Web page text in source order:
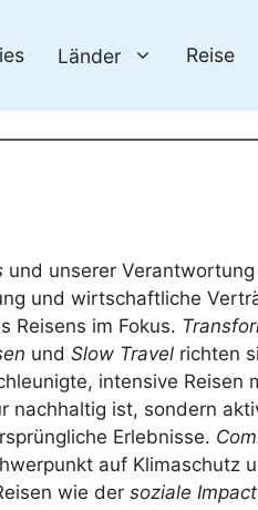
Länder Reise
und unserer
und wirtschaftliche
Reisens im Fokus.
und Slow Travel richten
intensive Reisen
nachhaltig ist, sondern
Erlebnisse.
auf Klimaschutz
wie der soziale Impact